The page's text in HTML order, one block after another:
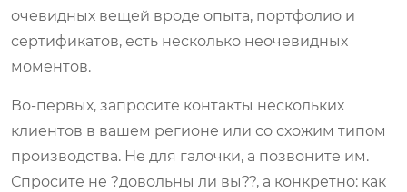
очевидных вещей вроде опыта, портфолио и
сертификатов, есть несколько неочевидных
моментов.
Во-первых, запросите контакты нескольких
клиентов в вашем регионе или со схожим типом
производства. Не для галочки, а позвоните им.
Спросите не ?довольны ли вы??, а конкретно: как